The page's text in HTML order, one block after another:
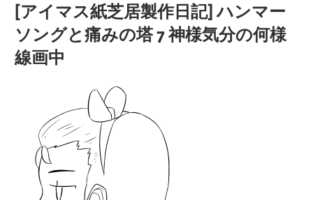
[アイマス紙芝居製作日記] ハンマー
ソングと痛みの塔 7 神様気分の何様
線画中